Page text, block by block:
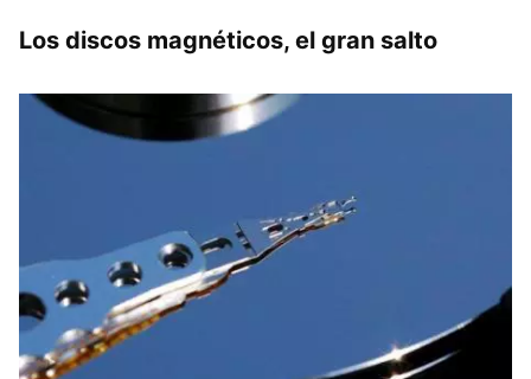
Los discos magnéticos, el gran salto